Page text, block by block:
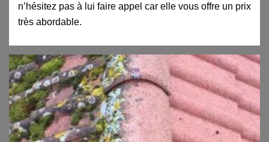
n’hésitez pas à lui faire appel car elle vous offre un prix
très abordable.